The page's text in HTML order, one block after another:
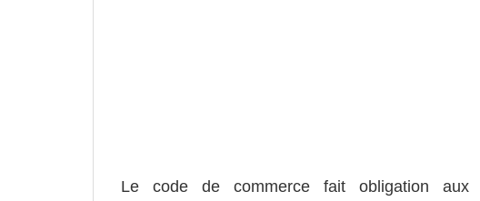
Le code de commerce fait obligation aux